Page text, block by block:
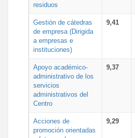
residuos
Gestión de cátedras
de empresa (Dirigida
a empresas e
instituciones)
9,41
Apoyo académico-
administrativo de los
servicios
administrativos del
Centro
9,37
Acciones de
promoción orientadas
9,29